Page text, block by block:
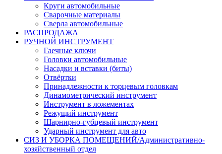
Круги автомобильные
Сварочные материалы
Сверла автомобильные
РАСПРОДАЖА
РУЧНОЙ ИНСТРУМЕНТ
Гаечные ключи
Головки автомобильные
Насадки и вставки (биты)
Отвёртки
Принадлежности к торцевым головкам
Динамометрический инструмент
Инструмент в ложементах
Режущий инструмент
Шарнирно-губцевый инструмент
Ударный инструмент для авто
СИЗ И УБОРКА ПОМЕЩЕНИЙ/Административно-
хозяйственный отдел